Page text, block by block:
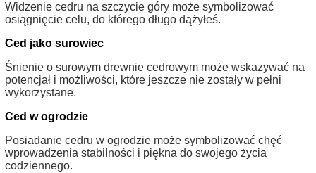
Widzenie cedru na szczycie góry może symbolizować
osiągnięcie celu, do którego długo dążyłeś.
Ced jako surowiec
Śnienie o surowym drewnie cedrowym może wskazywać na
potencjał i możliwości, które jeszcze nie zostały w pełni
wykorzystane.
Ced w ogrodzie
Posiadanie cedru w ogrodzie może symbolizować chęć
wprowadzenia stabilności i piękna do swojego życia
codziennego.